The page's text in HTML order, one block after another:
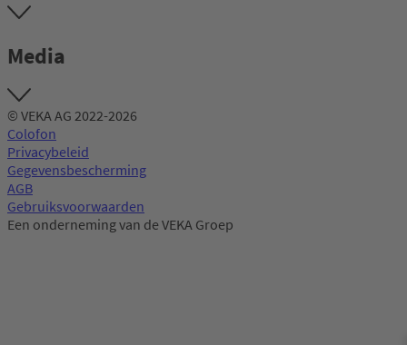
Media
© VEKA AG 2022-2026
Colofon
Privacybeleid
Gegevensbescherming
AGB
Gebruiksvoorwaarden
Een onderneming van de VEKA Groep